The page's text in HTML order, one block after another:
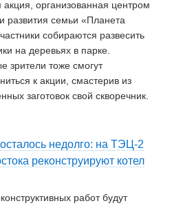
акция, организованная центром
развития семьи «Планета
собираются развесить
на деревьях в парке.
зрители тоже смогут
к акции, смастерив из
заготовок свой скворечник.
недолго: на ТЭЦ-2
реконструируют котел
работ будут